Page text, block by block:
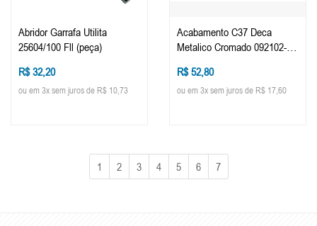
Abridor Garrafa Utilita
25604/100 Fll (peça)
R$ 32,20
ou em 3x sem juros de R$ 10,73
Acabamento C37 Deca
Metalico Cromado 092102-21
R$ 52,80
ou em 3x sem juros de R$ 17,60
1 2 3 4 5 6 7